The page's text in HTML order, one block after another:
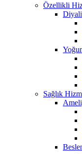
Özellikli
Sağlık